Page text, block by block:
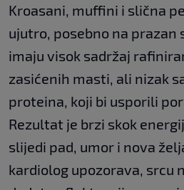
Kroasani, muffini i slična
ujutro, posebno na prazan
imaju visok sadržaj
zasićenih masti, ali nizak
proteina, koji bi usporili
Rezultat je brzi skok
slijedi pad, umor i nova
kardiolog upozorava, srcu